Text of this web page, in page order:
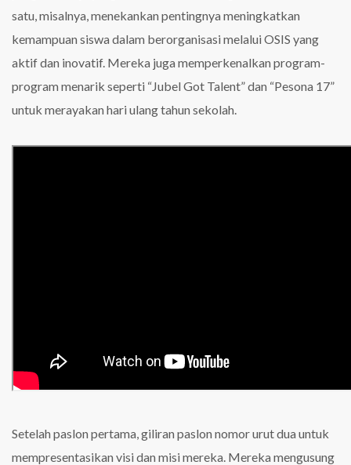
satu, misalnya, menekankan pentingnya meningkatkan
kemampuan siswa dalam berorganisasi melalui OSIS yang
aktif dan inovatif. Mereka juga memperkenalkan program-
program menarik seperti “Jubel Got Talent” dan “Pesona 17”
untuk merayakan hari ulang tahun sekolah.
Setelah paslon pertama, giliran paslon nomor urut dua untuk
mempresentasikan visi dan misi mereka. Mereka mengusung